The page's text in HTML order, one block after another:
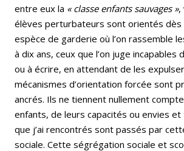
entre eux la « classe enfants sauvages »,
élèves perturbateurs sont orientés dès
espèce de garderie où l’on rassemble
à dix ans, ceux que l’on juge incapables
ou à écrire, en attendant de les
mécanismes d’orientation forcée sont
ancrés. Ils ne tiennent nullement
enfants, de leurs capacités ou envies
que j’ai rencontrés sont passés par
sociale. Cette ségrégation sociale et